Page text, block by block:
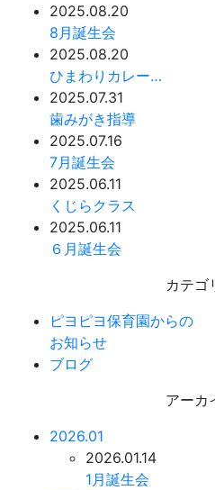
2025.08.20
8月誕生会
2025.08.20
ひまわりカレー…
2025.07.31
歯みがき指導
2025.07.16
7月誕生会
2025.06.11
くじらクラス
2025.06.11
６月誕生会
カテゴ
ピヨピヨ保育園からの
お知らせ
ブログ
アーカ
2026.01
2026.01.14
1月誕生会